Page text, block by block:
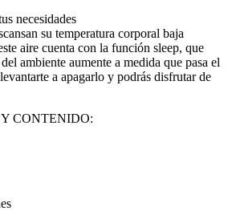
necesidades
su temperatura corporal baja
aire cuenta con la función sleep, que
ambiente aumente a medida que pasa el
a apagarlo y podrás disfrutar de
CONTENIDO: